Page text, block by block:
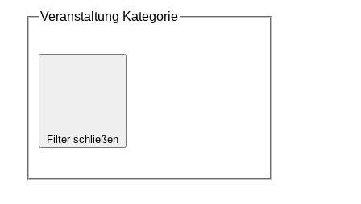
Veranstaltung Kategorie
Filter schließen